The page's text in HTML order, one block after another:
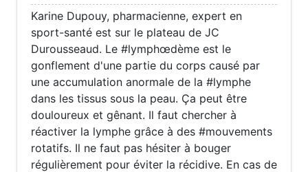
Karine Dupouy, pharmacienne, expert en
sport-santé est sur le plateau de JC
Durousseaud. Le #lymphœdème est le
gonflement d'une partie du corps causé par
une accumulation anormale de la #lymphe
dans les tissus sous la peau. Ça peut être
douloureux et gênant. Il faut chercher à
réactiver la lymphe grâce à des #mouvements
rotatifs. Il ne faut pas hésiter à bouger
régulièrement pour éviter la récidive. En cas de